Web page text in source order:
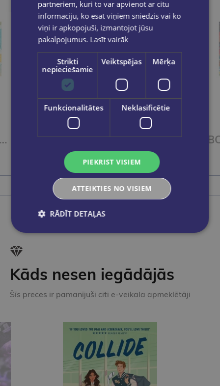
With Us + It Starts with Us
Izdevīgi
BOOK SET OF 2 Titles: Alchemy of Secrets + Wild Reverence
€37.80
Ielikt grozā
Kāds nesen iegādājās
Šīs preces ir pamanījuši citi e-veikala apmeklētāji
partneriem, kuri to var apvienot ar citu
informāciju, ko esat viņiem sniedzis vai ko
viņi ir apkopojuši, izmantojot jūsu
pakalpojumus. Lasīt vairāk
Strikti
nepieciešamie
Veiktspējas Mērķa
Funkcionalitātes Neklasificētie
PIEKRIST VISIEM
ATTEIKTIES NO VISIEM
RĀDĪT DETAĻAS